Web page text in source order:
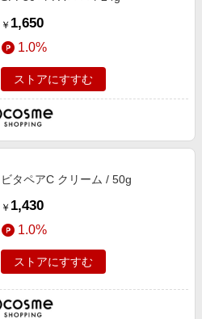
￥ 1,650
1.0%
ストアにすすむ
ビタペアC クリーム / 50g
￥ 1,430
1.0%
ストアにすすむ